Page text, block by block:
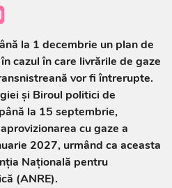
la 1 decembrie un plan de
cazul în care livrările de gaze
vor fi întrerupte.
și Biroul politici de
la 15 septembrie,
cu gaze a
2027, urmând ca aceasta
Națională pentru
(ANRE).